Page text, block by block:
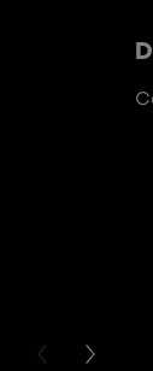
NEXT